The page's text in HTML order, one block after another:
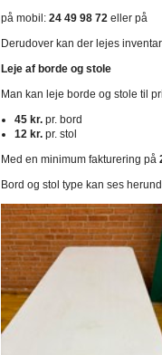
på mobil: 24 49 98 72 eller på
Derudover kan der lejes
Leje af borde og stole
Man kan leje borde og stole til
45 kr. pr. bord
12 kr. pr. stol
Med en minimum fakturering på
Bord og stol type kan ses